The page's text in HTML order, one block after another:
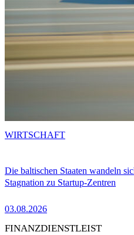
Die baltischen Staaten wandeln
Stagnation zu Startup-Zentren
03.08.2026
WIRTSCHAFT
FINANZDIENSTLEIST